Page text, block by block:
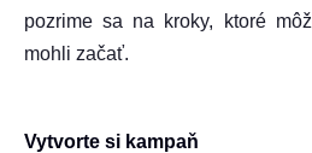
pozrime sa na kroky, ktoré
mohli začať.
Vytvorte si kampaň